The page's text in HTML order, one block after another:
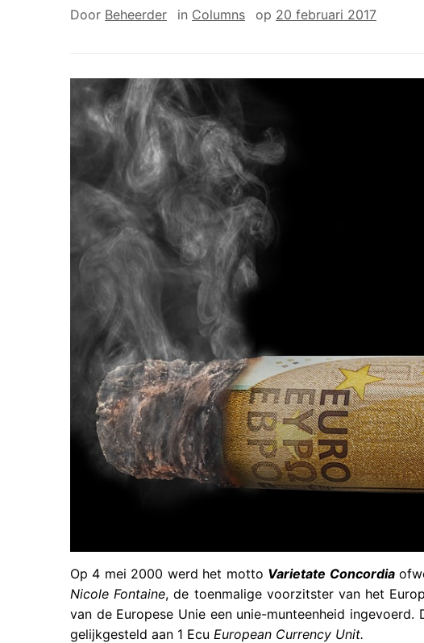
Door Beheerder in Columns op 20 februari 2017
Op 4 mei 2000 werd het motto Varietate Concordia
Nicole Fontaine, de toenmalige voorzitster van het
van de Europese Unie een unie-munteenheid
gelijkgesteld aan 1 Ecu European Currency Unit.